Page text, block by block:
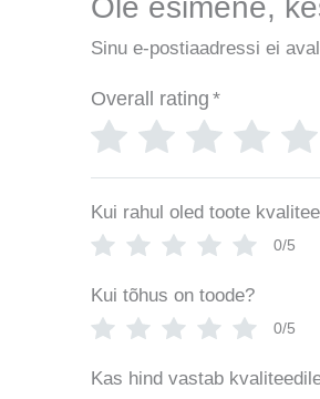
Ole esimene,
Sinu e-postiaadressi ei
Overall rating *
Kui rahul oled toote
0/5
Kui tõhus on toode?
0/5
Kas hind vastab